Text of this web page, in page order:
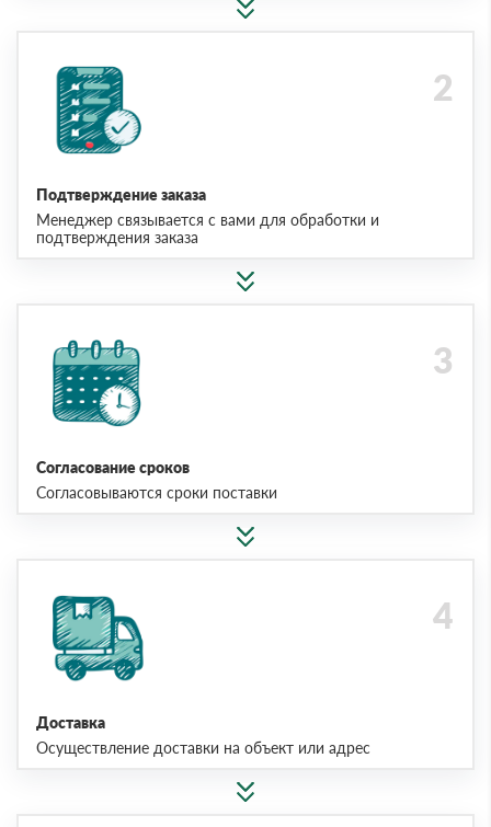
Подтверждение заказа
Менеджер связывается с вами для обработки и
подтверждения заказа
Согласование сроков
Согласовываются сроки поставки
Доставка
Осуществление доставки на объект или адрес